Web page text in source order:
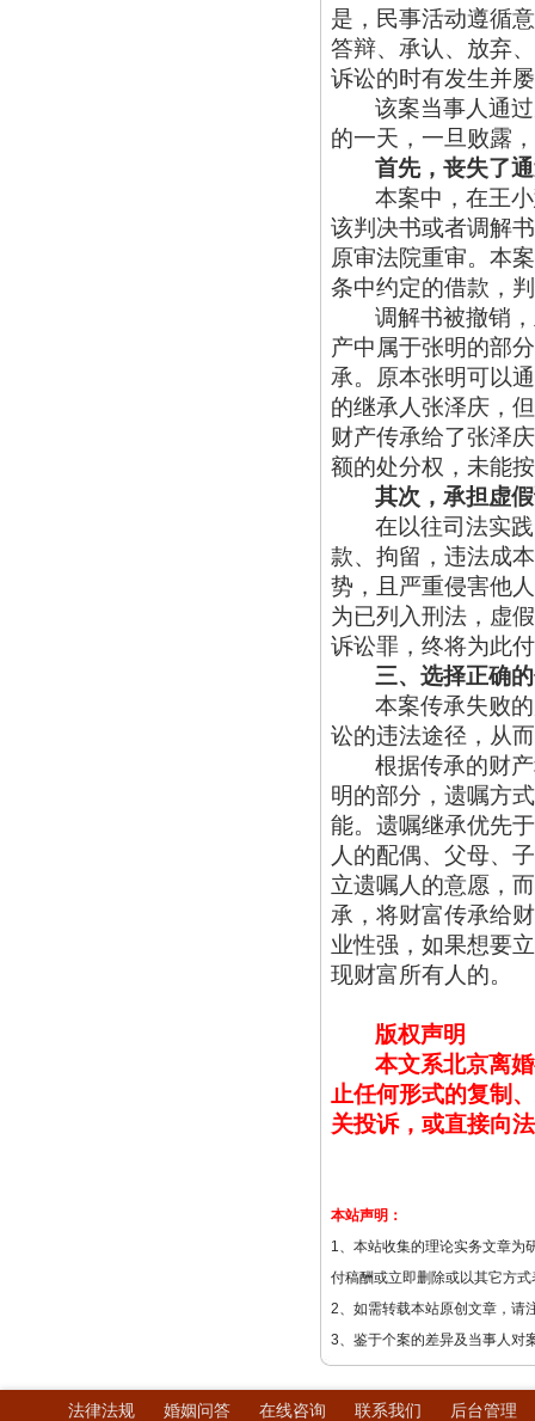
是，民事活动遵循
答辩、承认、放弃
诉讼的时有发生并
该案当事人通
的一天，一旦败露
首先，丧失了
本案中，在王
该判决书或者调解
原审法院重审。本
条中约定的借款，
调解书被撤销
产中属于张明的部
承。原本张明可以
的继承人张泽庆，
财产传承给了张泽
额的处分权，未能
其次，承担虚
在以往司法实
款、拘留，违法成
势，且严重侵害他
为已列入刑法，虚
诉讼罪，终将为此
三、选择正确
本案传承失败
讼的违法途径，从
根据传承的财
明的部分，遗嘱方
能。遗嘱继承优先
人的配偶、父母、
立遗嘱人的意愿，
承，将财富传承给
业性强，如果想要
现财富所有人的。
版权声明
本文系北京离
止任何形式的复制
关投诉，或直接向
本站声明：
1、本站收集的理论实务文章为
付稿酬或立即删除或以其它方式
2、如需转载本站原创文章，请
3、鉴于个案的差异及当事人对
法律法规 婚姻问答 在线咨询 联系我们 后台管理